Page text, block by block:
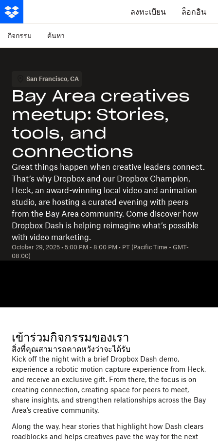
ลงทะเบียน ล็อกอิน
กิจกรรม ค้นหา
San Francisco, CA
Bay Area creatives
meetup: Stories,
tools, and
connections
Great things happen when creative leaders connect.
That’s why Dropbox and our Dropbox Champion,
Heck, an award-winning local video and animation
studio, are hosting a curated evening with peers
from the Bay Area community. Come discover how
Dropbox Dash is helping reimagine what’s possible
with video marketing.
October 29, 2025 • 5:00 PM - 8:00 PM • PT (Pacific Time - GMT-
08:00)
เข้าร่วมกิจกรรมของเรา
สิ่งที่คุณสามารถคาดหวังว่าจะได้รับ
Kick off the night with a brief Dropbox Dash demo,
experience a robotic motion capture experience from Heck,
and receive an exclusive gift. From there, the focus is on
creating connection, creating space for peers to meet,
share insights, and strengthen relationships across the Bay
Area’s creative community.
Along the way, hear stories that highlight how Dash clears
roadblocks and helps creatives pave the way for the next